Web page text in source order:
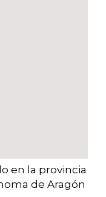
en la provincia
de Aragón